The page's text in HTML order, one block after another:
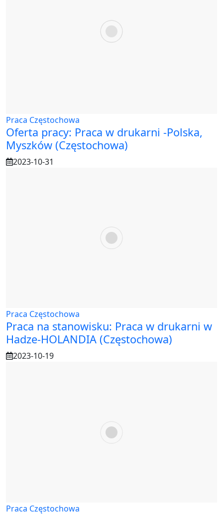
Praca Częstochowa
Oferta pracy: Praca w drukarni -Polska,
Myszków (Częstochowa)
2023-10-31
Praca Częstochowa
Praca na stanowisku: Praca w drukarni w
Hadze-HOLANDIA (Częstochowa)
2023-10-19
Praca Częstochowa